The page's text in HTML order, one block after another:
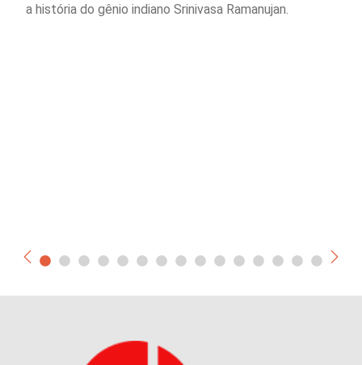
a história do gênio indiano Srinivasa Ramanujan.